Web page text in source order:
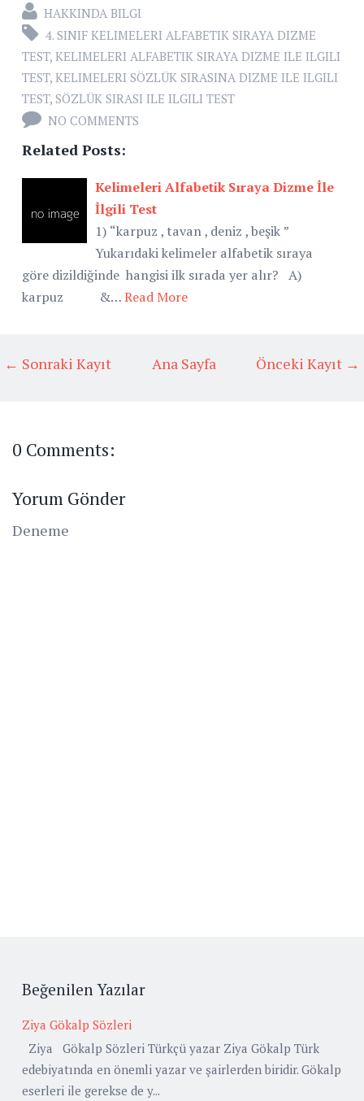
HAKKINDA BILGI
4. SINIF KELIMELERI ALFABETIK SIRAYA DIZME
TEST, KELIMELERI ALFABETIK SIRAYA DIZME ILE ILGILI
TEST, KELIMELERI SÖZLÜK SIRASINA DIZME ILE ILGILI
TEST, SÖZLÜK SIRASI ILE ILGILI TEST
NO COMMENTS
Related Posts:
Kelimeleri Alfabetik Sıraya Dizme İle
İlgili Test
1) “karpuz , tavan , deniz , beşik ”
Yukarıdaki kelimeler alfabetik sıraya
göre dizildiğinde hangisi ilk sırada yer alır? A)
karpuz &…Read More
← Sonraki Kayıt Önceki Kayıt →
Ana Sayfa
0 Comments:
Yorum Gönder
Deneme
Beğenilen Yazılar
Ziya Gökalp Sözleri
Ziya Gökalp Sözleri Türkçü yazar Ziya Gökalp Türk
edebiyatında en önemli yazar ve şairlerden biridir. Gökalp
eserleri ile gerekse de y...